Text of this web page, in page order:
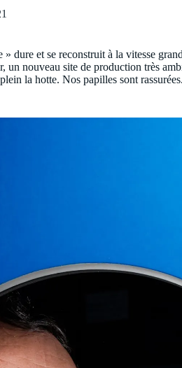
dure et se reconstruit à la vitesse
un nouveau site de production très
la hotte. Nos papilles sont rassurées.